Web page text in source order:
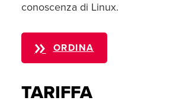
conoscenza di Linux.
ORDINA
TARIFFA